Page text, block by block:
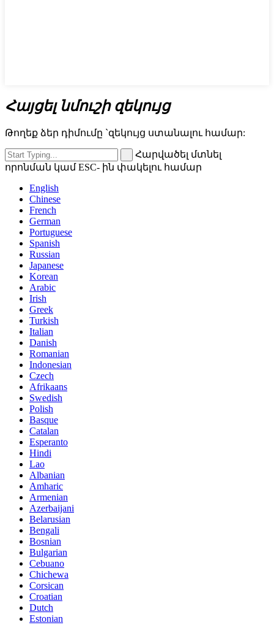
Հայցել նմուշի զեկույց
Թողեք ձեր դիմումը `զեկույց ստանալու համար:
Հարվածել մտնել
որոնման կամ ESC- ին փակելու համար
English
Chinese
French
German
Portuguese
Spanish
Russian
Japanese
Korean
Arabic
Irish
Greek
Turkish
Italian
Danish
Romanian
Indonesian
Czech
Afrikaans
Swedish
Polish
Basque
Catalan
Esperanto
Hindi
Lao
Albanian
Amharic
Armenian
Azerbaijani
Belarusian
Bengali
Bosnian
Bulgarian
Cebuano
Chichewa
Corsican
Croatian
Dutch
Estonian